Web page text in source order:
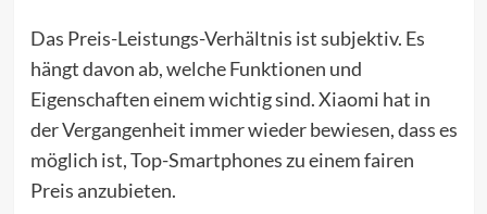
Das Preis-Leistungs-Verhältnis ist subjektiv. Es
hängt davon ab, welche Funktionen und
Eigenschaften einem wichtig sind. Xiaomi hat in
der Vergangenheit immer wieder bewiesen, dass es
möglich ist, Top-Smartphones zu einem fairen
Preis anzubieten.